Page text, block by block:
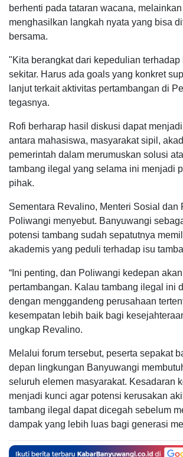
berhenti pada tataran wacana,
menghasilkan langkah nyata yang bisa
bersama.
"Kita berangkat dari kepedulian terhadap
sekitar. Harus ada goals yang konkret
lanjut terkait aktivitas pertambangan di
tegasnya.
Rofi berharap hasil diskusi dapat
antara mahasiswa, masyarakat sipil,
pemerintah dalam merumuskan solusi
tambang ilegal yang selama ini menjadi
pihak.
Sementara Revalino, Menteri Sosial dan
Poliwangi menyebut. Banyuwangi
potensi tambang sudah sepatutnya
akademis yang peduli terhadap isu
“Ini penting, dan Poliwangi kedepan
pertambangan. Kalau tambang ilegal ini
dengan menggandeng perusahaan
kesempatan lebih baik bagi
ungkap Revalino.
Melalui forum tersebut, peserta sepakat
depan lingkungan Banyuwangi
seluruh elemen masyarakat. Kesadaran
menjadi kunci agar potensi kerusakan
tambang ilegal dapat dicegah sebelum
dampak yang lebih luas bagi generasi